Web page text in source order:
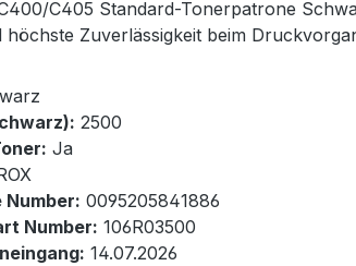
C405 Standard-Tonerpatrone
Zuverlässigkeit beim
2500
Ja
0095205841886
Number: 106R03500
14.07.2026